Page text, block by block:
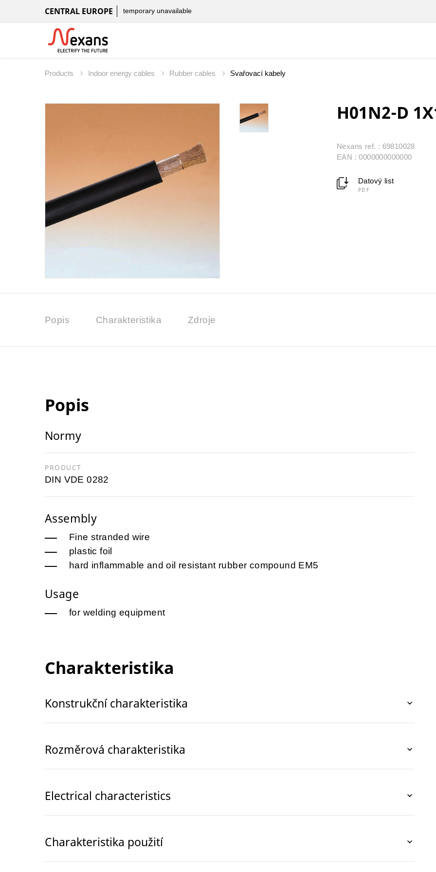
CENTRAL EUROPE temporary unavailable
Products Indoor energy cables Rubber cables Svařovací kabely
H01N2-D
Nexans ref. : 69810028
EAN : 0000000000000
Datový list
PDF
Popis Charakteristika Zdroje
Popis
Normy
PRODUCT
DIN VDE 0282
Assembly
Fine stranded wire
plastic foil
hard inflammable and oil resistant rubber compound EM5
Usage
for welding equipment
Charakteristika
Konstrukční charakteristika
Rozměrová charakteristika
Electrical characteristics
Charakteristika použití